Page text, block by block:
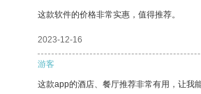
这款软件的价格非常实惠，值得推荐。
2023-12-16
游客
这款app的酒店、餐厅推荐非常有用，让我